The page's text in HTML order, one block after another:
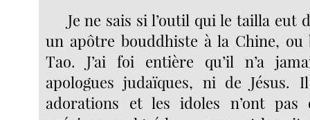
Je ne sais si l’outil qui le tailla eut
un apôtre bouddhiste à la Chine, ou
Tao. J’ai foi entière qu’il n’a
apologues judaïques, ni de Jésus.
adorations et les idoles n’ont pas